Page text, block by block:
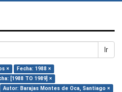
Ir
×
Fecha: 1988 ×
[1988 TO 1989] ×
Autor: Barajas Montes de Oca, Santiago ×